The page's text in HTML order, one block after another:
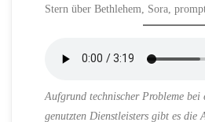
Stern über Bethlehem, Sora,
Aufgrund technischer Probleme bei
genutzten Dienstleisters gibt es die